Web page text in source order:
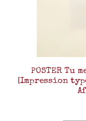
POSTER Tu
[Impression